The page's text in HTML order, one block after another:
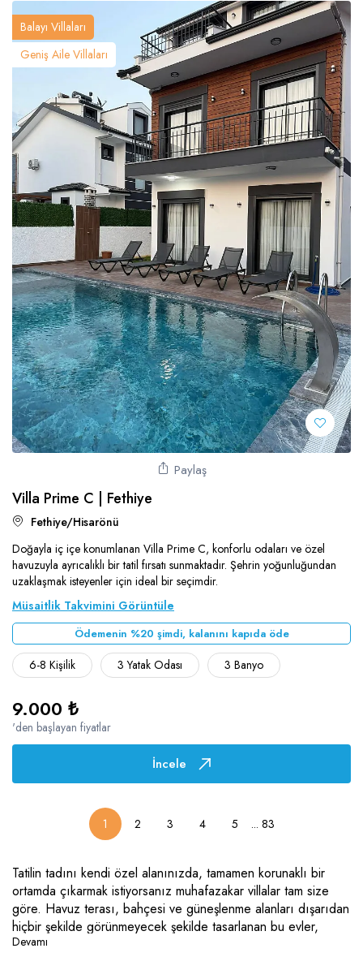
Balayı Villaları
Geniş Aile Villaları
Paylaş
Villa Prime C | Fethiye
Fethiye/Hisarönü
Doğayla iç içe konumlanan Villa Prime C, konforlu odaları ve özel
havuzuyla ayrıcalıklı bir tatil fırsatı sunmaktadır. Şehrin yoğunluğundan
uzaklaşmak isteyenler için ideal bir seçimdir.
Müsaitlik Takvimini Görüntüle
Ödemenin %20 şimdi, kalanını kapıda öde
6-8 Kişilik 3 Yatak Odası 3 Banyo
9.000 ₺
'den başlayan fiyatlar
İncele
1 2 3 4 5 ... 83
Tatilin tadını kendi özel alanınızda, tamamen korunaklı bir
ortamda çıkarmak istiyorsanız muhafazakar villalar tam size
göre. Havuz terası, bahçesi ve güneşlenme alanları dışarıdan
hiçbir şekilde görünmeyecek şekilde tasarlanan bu evler,
ailenizle veya eşinizle baş başa, özgürce vakit geçirmenize
Devamı